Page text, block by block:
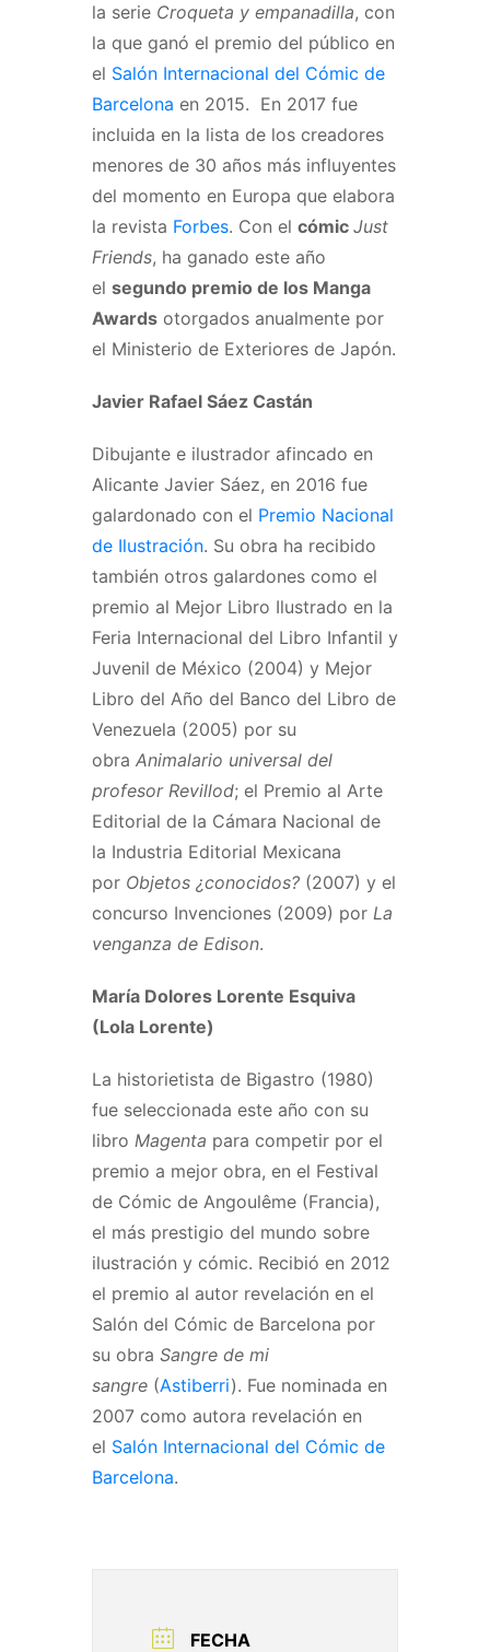
la serie Croqueta y empanadilla, con
la que ganó el premio del público en
el Salón Internacional del Cómic de
Barcelona en 2015. ​ En 2017 fue
incluida en la lista de los creadores
menores de 30 años más influyentes
del momento en Europa que elabora
la revista Forbes. Con el cómic Just
Friends, ha ganado este año
el segundo premio de los Manga
Awards otorgados anualmente por
el Ministerio de Exteriores de Japón.
Javier Rafael Sáez Castán
Dibujante e ilustrador afincado en
Alicante Javier Sáez, en 2016 fue
galardonado con el Premio Nacional
de Ilustración. Su obra ha recibido
también otros galardones como el
premio al Mejor Libro Ilustrado en la
Feria Internacional del Libro Infantil y
Juvenil de México (2004) y Mejor
Libro del Año del Banco del Libro de
Venezuela (2005) por su
obra Animalario universal del
profesor Revillod; el Premio al Arte
Editorial de la Cámara Nacional de
la Industria Editorial Mexicana
por Objetos ¿conocidos? (2007) y el
concurso Invenciones (2009) por La
venganza de Edison.
María Dolores Lorente Esquiva
(Lola Lorente)
La historietista de Bigastro (1980)
fue seleccionada este año con su
libro Magenta para competir por el
premio a mejor obra, en el Festival
de Cómic de Angoulême (Francia),
el más prestigio del mundo sobre
ilustración y cómic. Recibió en 2012
el premio al autor revelación en el
Salón del Cómic de Barcelona por
su obra Sangre de mi
sangre (Astiberri). Fue nominada en
2007 como autora revelación en
el Salón Internacional del Cómic de
Barcelona. ​
FECHA